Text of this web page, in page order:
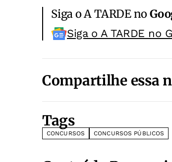
Siga o A TARDE no
Siga o A TARDE no
Compartilhe essa
Tags
CONCURSOS CONCURSOS PÚBLICOS